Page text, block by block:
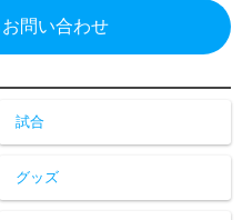
問い合わせ
試合
グッズ